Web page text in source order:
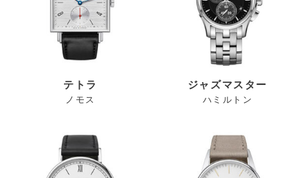
テトラ
ノモス
ジャズマスター
ハミルトン